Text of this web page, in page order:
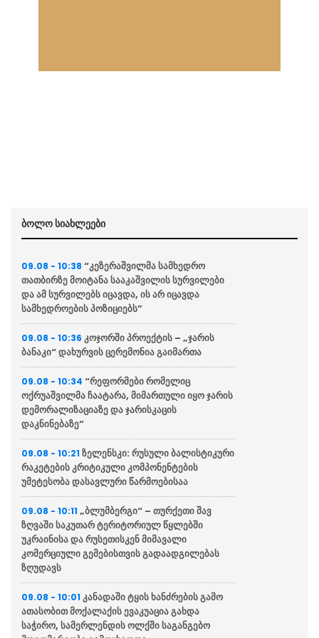
ბოლო სიახლეები
09.08 - 10:38 “კეზერაშვილმა სამხედრო
თათბირზე მოიტანა სააკაშვილის სურვილები
და ამ სურვილებს იცავდა, ის არ იცავდა
სამხედროების პოზიციებს”
09.08 - 10:36 კოჯორში პროექტის – „ჯარის
ბანაკი“ დახურვის ცერემონია გაიმართა
09.08 - 10:34 “რეფორმები რომელიც
ოქრუაშვილმა ჩაატარა, მიმართული იყო ჯარის
დემორალიზაციაზე და ჯარისკაცის
დაკნინებაზე”
09.08 - 10:21 ზელენსკი: რუსული ბალისტიკური
რაკეტების კრიტიკული კომპონენტების
უმეტესობა დასავლური წარმოებისაა
09.08 - 10:11 „ბლუმბერგი“ – თურქეთი შავ
ზღვაში საკუთარ ტერიტორიულ წყლებში
უკრაინისა და რუსეთისკენ მიმავალი
კომერციული გემებისთვის გადაადგილებას
ზღუდავს
09.08 - 10:01 კანადაში ტყის ხანძრების გამო
ათასობით მოქალაქის ევაკუაცია გახდა
საჭირო, სამერლენდის ოლქში საგანგებო